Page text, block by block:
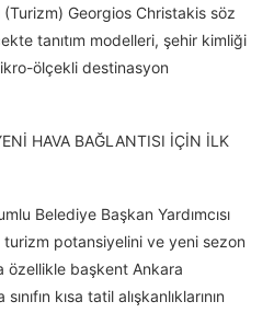
(Turizm) Georgios Christakis söz
tanıtım modelleri, şehir kimliği
ölçekli destinasyon
HAVA BAĞLANTISI İÇİN İLK
Belediye Başkan Yardımcısı
turizm potansiyelini ve yeni sezon
özellikle başkent Ankara
kısa tatil alışkanlıklarının